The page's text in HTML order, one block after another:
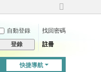
切
到
自動登錄
找回密碼
登錄 註冊
快捷導航